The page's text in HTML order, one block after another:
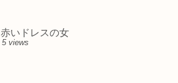
赤いドレスの女
5 views